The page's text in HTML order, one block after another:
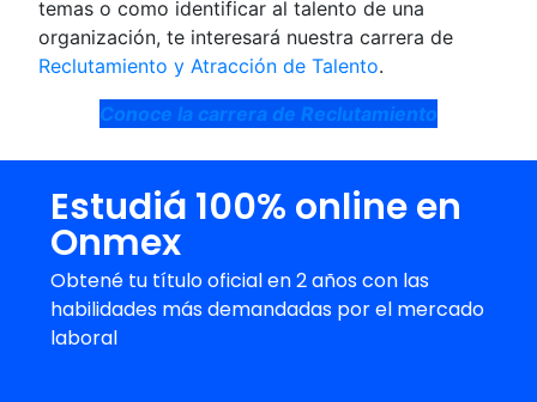
temas o como identificar al talento de una
organización, te interesará nuestra carrera de
Reclutamiento y Atracción de Talento.
Conoce la carrera de Reclutamiento
Estudiá 100% online en
Onmex
Obtené tu título oficial en 2 años con las
habilidades más demandadas por el mercado
laboral